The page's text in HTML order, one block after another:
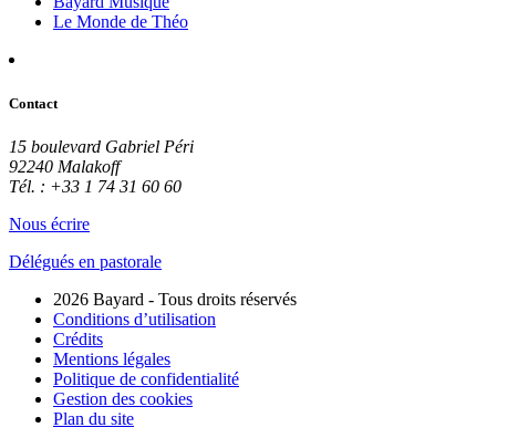
Le Monde de Théo
Contact
15 boulevard Gabriel Péri
92240 Malakoff
Tél. : +33 1 74 31 60 60
Nous écrire
Délégués en pastorale
2026 Bayard - Tous droits réservés
Conditions d’utilisation
Crédits
Mentions légales
Politique de confidentialité
Gestion des cookies
Plan du site